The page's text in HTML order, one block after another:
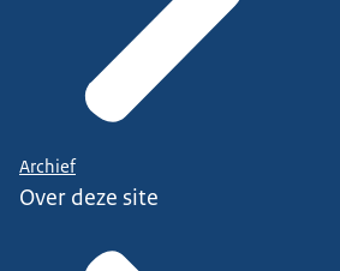
Archief
Over deze site